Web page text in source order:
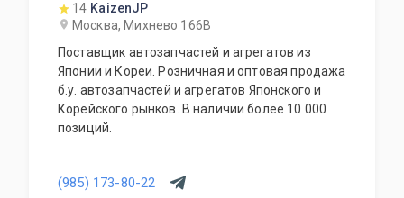
дополнительное оборудование для Вашего
автомобиля. Гарантия качества на все услуги
и продукцию. Квалифицированные
специалисты. Мы работаем для Вас каждый
день.
14 KaizenJP
Москва, Михнево 166В
Поставщик автозапчастей и агрегатов из
Японии и Кореи. Розничная и оптовая продажа
б.у. автозапчастей и агрегатов Японского и
Корейского рынков. В наличии более 10 000
позиций.
(985) 173-80-22